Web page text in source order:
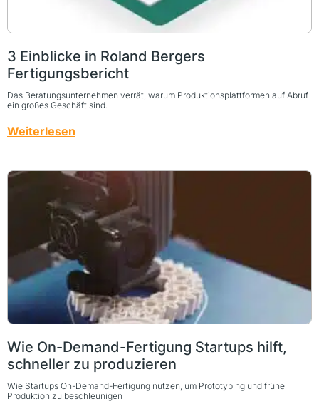
3 Einblicke in Roland Bergers
Fertigungsbericht
Das Beratungsunternehmen verrät, warum Produktionsplattformen auf Abruf
ein großes Geschäft sind.
Weiterlesen
Wie On-Demand-Fertigung Startups hilft,
schneller zu produzieren
Wie Startups On-Demand-Fertigung nutzen, um Prototyping und frühe
Produktion zu beschleunigen